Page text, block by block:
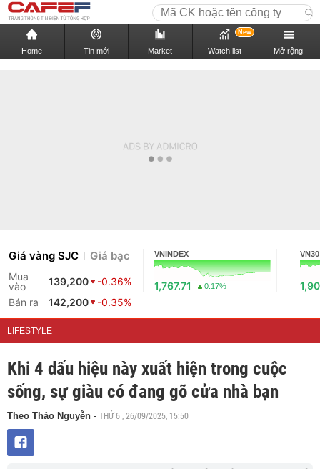
Home Tin mới Market Watch list
New
Mở rộng
Giá vàng SJC Giá bạc
Mua
vào
139,200
-0.36%
Bán ra
142,200 -0.35%
VNINDEX
1,767.71 0.17%
VN30
LIFESTYLE
Khi 4 dấu hiệu này xuất hiện trong cuộc
sống, sự giàu có đang gõ cửa nhà bạn
Theo Thảo Nguyễn - THỨ 6 , 26/09/2025, 15:50